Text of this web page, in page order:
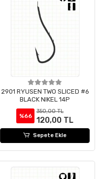
2901 RYUSEN TWO SLICED #6
BLACK NIKEL 14P
%66
350,00 TL
120,00 TL
Sepete Ekle